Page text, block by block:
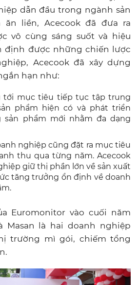
dẫn đầu trong ngành sản
liền, Acecook đã đưa ra
vô cùng sáng suốt và hiệu
định được những chiến lược
Acecook đã xây dựng
hạn như:
tới mục tiêu tiếp tục tập trung
phẩm hiện có và phát triển
sản phẩm mới nhằm đa dạng
nghiệp cũng đặt ra mục tiêu
thu qua từng năm. Acecook
giữ thị phần lớn về sản xuất
tăng trưởng ổn định về doanh
Euromonitor vào cuối năm
Masan là hai doanh nghiệp
trường mì gói, chiếm tổng